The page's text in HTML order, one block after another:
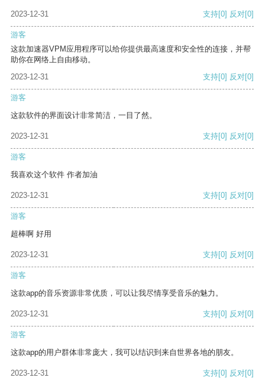
2023-12-31 支持[0] 反对[0]
游客
这款加速器VPM应用程序可以给你提供最高速度和安全性的连接，并帮
助你在网络上自由移动。
2023-12-31
支持[0] 反对[0]
游客
这款软件的界面设计非常简洁，一目了然。
2023-12-31 支持[0] 反对[0]
游客
我喜欢这个软件 作者加油
2023-12-31 支持[0] 反对[0]
游客
超棒啊 好用
2023-12-31 支持[0] 反对[0]
游客
这款app的音乐资源非常优质，可以让我尽情享受音乐的魅力。
2023-12-31 支持[0] 反对[0]
游客
这款app的用户群体非常庞大，我可以结识到来自世界各地的朋友。
2023-12-31 支持[0] 反对[0]